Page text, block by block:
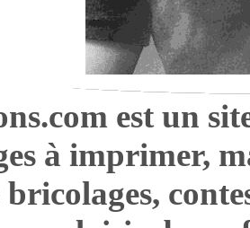
est un
à imprimer,
bricolages,